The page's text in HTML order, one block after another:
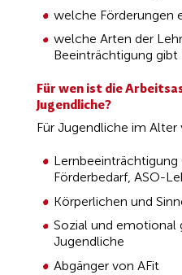
welche Förderungen
welche Arten der
Beeinträchtigung gibt
Für wen ist die
Jugendliche?
Für Jugendliche im Alter
Lernbeeinträchtigung
Förderbedarf, ASO-
Körperlichen und
Sozial und emotional
Jugendliche
Abgänger von AFit